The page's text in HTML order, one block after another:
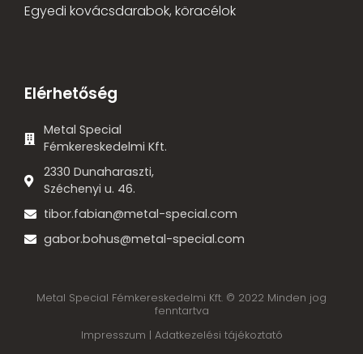
Egyedi kovácsdarabok, köracélok
Elérhetőség
Metal Special
Fémkereskedelmi Kft.
2330 Dunaharaszti,
Széchenyi u. 46.
tibor.fabian@metal-special.com
gabor.bohus@metal-special.com
Metal Special Fémkereskedelmi Kft. © 2022 Minden jog
fenntartva
Impresszum | Adatkezelési tájékoztató